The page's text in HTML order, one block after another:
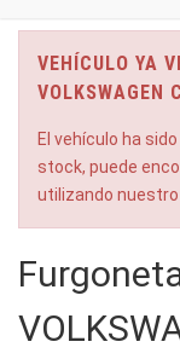
VEHÍCULO YA
VOLKSWAGEN
El vehículo ha
stock, puede
utilizando